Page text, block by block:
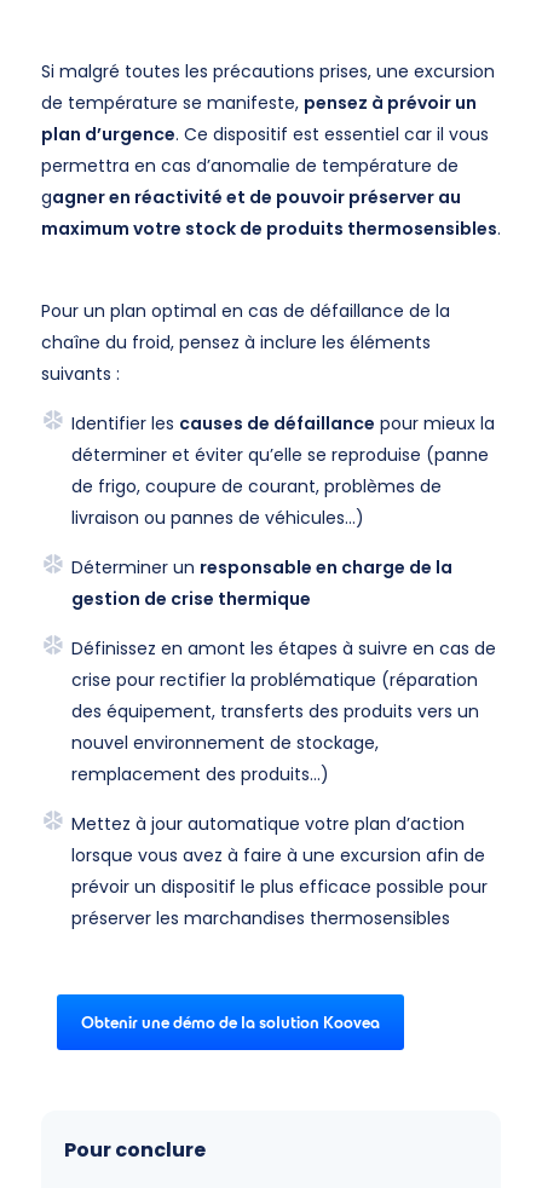
Si malgré toutes les précautions prises, une excursion
de température se manifeste, pensez à prévoir un
plan d’urgence. Ce dispositif est essentiel car il vous
permettra en cas d’anomalie de température de
gagner en réactivité et de pouvoir préserver au
maximum votre stock de produits thermosensibles.
Pour un plan optimal en cas de défaillance de la
chaîne du froid, pensez à inclure les éléments
suivants :
Identifier les causes de défaillance pour mieux la
déterminer et éviter qu’elle se reproduise (panne
de frigo, coupure de courant, problèmes de
livraison ou pannes de véhicules…)
Déterminer un responsable en charge de la
gestion de crise thermique
Définissez en amont les étapes à suivre en cas de
crise pour rectifier la problématique (réparation
des équipement, transferts des produits vers un
nouvel environnement de stockage,
remplacement des produits…)
Mettez à jour automatique votre plan d’action
lorsque vous avez à faire à une excursion afin de
prévoir un dispositif le plus efficace possible pour
préserver les marchandises thermosensibles
Obtenir une démo de la solution Koovea
Pour conclure